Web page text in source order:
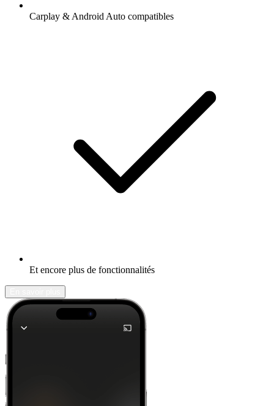
Carplay & Android Auto compatibles
Et encore plus de fonctionnalités